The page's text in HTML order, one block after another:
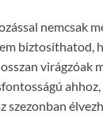
nemcsak
biztosíthatod,
virágzóak
szezonban